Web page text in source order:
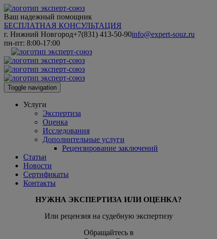
Ваш надежный помощник
БЕСПЛАТНАЯ КОНСУЛЬТАЦИЯ
г. Нижний Новгород+7(831) 413-50-90info@expert-souz.ru
пн-пт: 8:00-17:00
Toggle navigation
Услуги
Экспертиза
Оценка
Исследования
Дополнительные услуги
Рецензирование заключений
Статьи
Новости
Сертификаты
Контакты
НУЖНА ЭКСПЕРТИЗА ИЛИ ОЦЕНКА?
Или рецензия на судебную экспертизу
Обращайтесь в